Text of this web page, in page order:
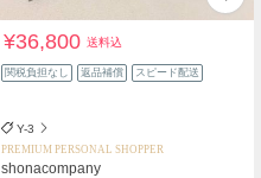
¥36,800送料込
関税負担なし 返品補償 スピード配送
Y-3
PREMIUM PERSONAL SHOPPER
shonacompany